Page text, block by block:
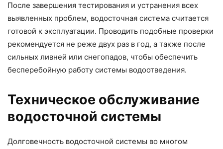
После завершения тестирования и устранения всех
выявленных проблем, водосточная система считается
готовой к эксплуатации. Проводить подобные проверки
рекомендуется не реже двух раз в год, а также после
сильных ливней или снегопадов, чтобы обеспечить
бесперебойную работу системы водоотведения.
Техническое обслуживание
водосточной системы
Долговечность водосточной системы во многом